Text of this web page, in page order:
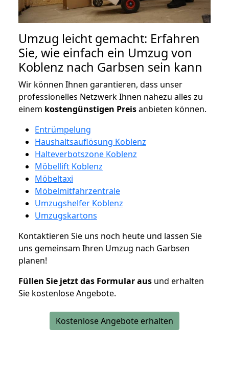
Umzug leicht gemacht: Erfahren
Sie, wie einfach ein Umzug von
Koblenz nach Garbsen sein kann
Wir können Ihnen garantieren, dass unser
professionelles Netzwerk Ihnen nahezu alles zu
einem kostengünstigen Preisanbieten können.
Entrümpelung
Haushaltsauflösung Koblenz
Halteverbotszone Koblenz
Möbellift Koblenz
Möbeltaxi
Möbelmitfahrzentrale
Umzugshelfer Koblenz
Umzugskartons
Kontaktieren Sie uns noch heute und lassen Sie
uns gemeinsam Ihren Umzug nach Garbsen
planen!
Füllen Sie jetzt das Formular aus und erhalten
Sie kostenlose Angebote.
Kostenlose Angebote erhalten